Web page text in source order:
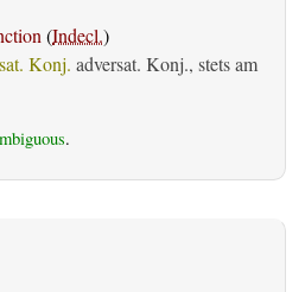
(Indecl.)
Konj. adversat. Konj., stets am
.